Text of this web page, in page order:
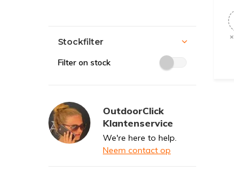
Stockfilter
Filter on stock
OutdoorClick
Klantenservice
We're here to help.
Neem contact op